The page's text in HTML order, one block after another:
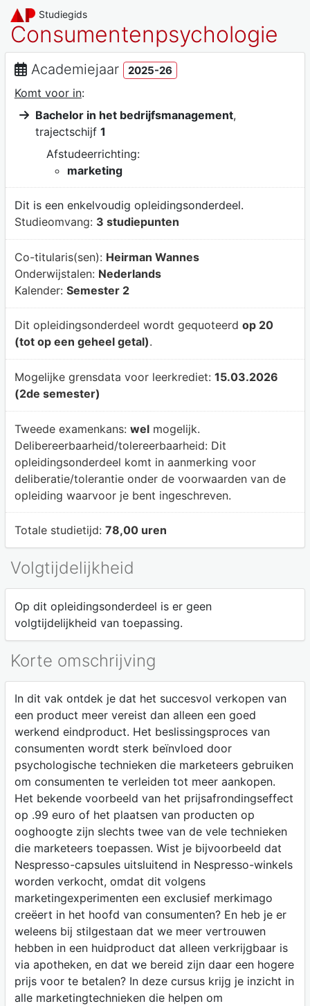
Studiegids
Consumentenpsychologie
Academiejaar 2025-26
Komt voor in:
Bachelor in het bedrijfsmanagement,
trajectschijf 1
Afstudeerrichting:
marketing
Dit is een enkelvoudig opleidingsonderdeel.
Studieomvang: 3 studiepunten
Co-titularis(sen): Heirman Wannes
Onderwijstalen: Nederlands
Kalender: Semester 2
Dit opleidingsonderdeel wordt gequoteerd op 20
(tot op een geheel getal).
Mogelijke grensdata voor leerkrediet: 15.03.2026
(2de semester)
Tweede examenkans: welmogelijk.
Delibereerbaarheid/tolereerbaarheid: Dit
opleidingsonderdeel komt in aanmerking voor
deliberatie/tolerantie onder de voorwaarden van de
opleiding waarvoor je bent ingeschreven.
Totale studietijd: 78,00 uren
Volgtijdelijkheid
Op dit opleidingsonderdeel is er geen
volgtijdelijkheid van toepassing.
Korte omschrijving
In dit vak ontdek je dat het succesvol verkopen van
een product meer vereist dan alleen een goed
werkend eindproduct. Het beslissingsproces van
consumenten wordt sterk beïnvloed door
psychologische technieken die marketeers gebruiken
om consumenten te verleiden tot meer aankopen.
Het bekende voorbeeld van het prijsafrondingseffect
op .99 euro of het plaatsen van producten op
ooghoogte zijn slechts twee van de vele technieken
die marketeers toepassen. Wist je bijvoorbeeld dat
Nespresso-capsules uitsluitend in Nespresso-winkels
worden verkocht, omdat dit volgens
marketingexperimenten een exclusief merkimago
creëert in het hoofd van consumenten? En heb je er
weleens bij stilgestaan dat we meer vertrouwen
hebben in een huidproduct dat alleen verkrijgbaar is
via apotheken, en dat we bereid zijn daar een hogere
prijs voor te betalen? In deze cursus krijg je inzicht in
alle marketingtechnieken die helpen om